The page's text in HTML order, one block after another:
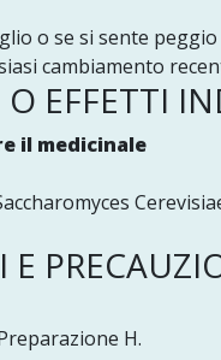
o se si sente
cambiamento
EFFETTI
il medicinale
E
H.